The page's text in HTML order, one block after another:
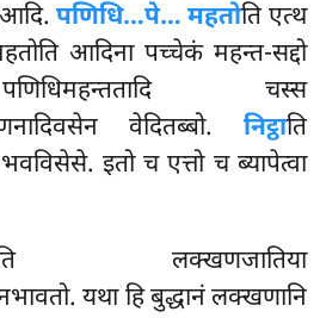
पणिधि…पे… महतोति एत्थ
आदिना पच्चेकं महन्त-सद्दो
चस्स
वेदितब्बो. निट्ठाति
इतो च एत्तो च ब्यापेत्वा
लक्खणजातिया
यथा हि बुद्धानं लक्खणानि